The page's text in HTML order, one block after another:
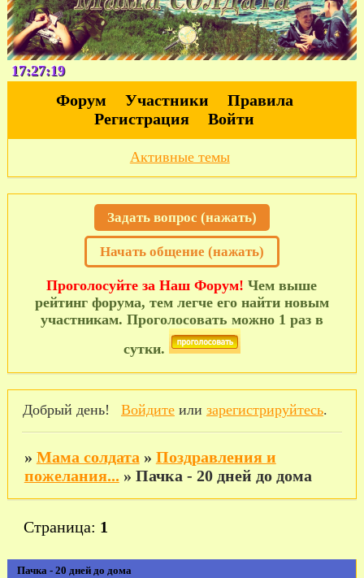
17:27:20
Форум Участники
Правила
Регистрация
Войти
Активные темы
Задать вопрос (нажать)
Начать общение (нажать)
Проголосуйте за Наш Форум! Чем выше
рейтинг форума, тем легче его найти новым
участникам. Проголосовать можно 1 раз в
сутки.
Добрый день! Войдитеили зарегистрируйтесь.
» Мама солдата » Поздравления и
пожелания... » Пачка - 20 дней до дома
Пачка - 20 дней до дома
Страница: 1